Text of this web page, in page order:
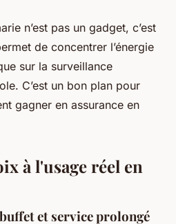
n’est pas un gadget, c’est
de concentrer l’énergie
sur la surveillance
C’est un bon plan pour
gagner en assurance en
à l'usage réel en
et service prolongé